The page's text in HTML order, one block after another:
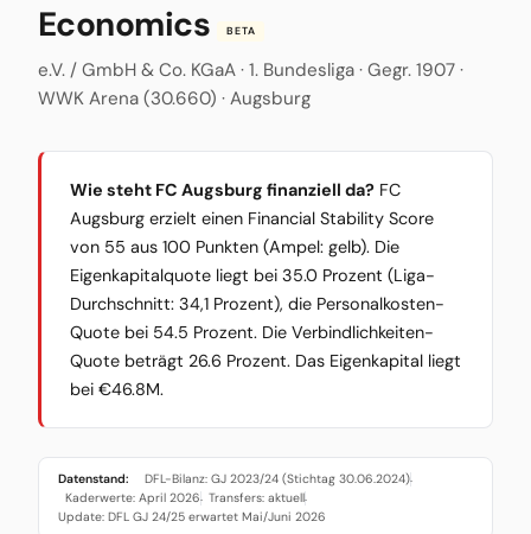
Economics
BETA
e.V. / GmbH & Co. KGaA · 1. Bundesliga · Gegr. 1907 ·
WWK Arena (30.660) · Augsburg
Wie steht FC Augsburg finanziell da? FC
Augsburg erzielt einen Financial Stability Score
von 55 aus 100 Punkten (Ampel: gelb). Die
Eigenkapitalquote liegt bei 35.0 Prozent (Liga-
Durchschnitt: 34,1 Prozent), die Personalkosten-
Quote bei 54.5 Prozent. Die Verbindlichkeiten-
Quote beträgt 26.6 Prozent. Das Eigenkapital liegt
bei €46.8M.
Datenstand: DFL-Bilanz: GJ 2023/24 (Stichtag 30.06.2024)·
Kaderwerte: April 2026· Transfers: aktuell·
Update: DFL GJ 24/25 erwartet Mai/Juni 2026